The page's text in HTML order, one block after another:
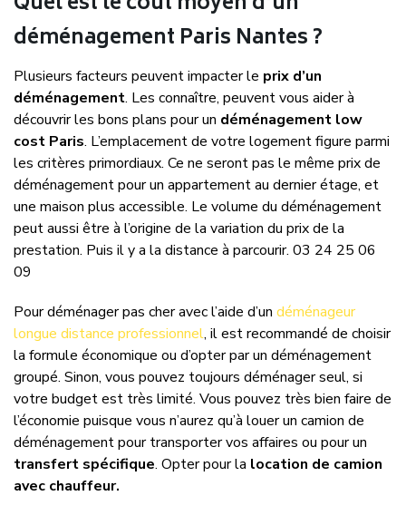
déménagement Paris Nantes ?
Plusieurs facteurs peuvent impacter le prix d’un
déménagement. Les connaître, peuvent vous aider à
découvrir les bons plans pour un déménagement low
cost Paris. L’emplacement de votre logement figure parmi
les critères primordiaux. Ce ne seront pas le même prix de
déménagement pour un appartement au dernier étage, et
une maison plus accessible. Le volume du déménagement
peut aussi être à l’origine de la variation du prix de la
prestation. Puis il y a la distance à parcourir. 03 24 25 06
09
Pour déménager pas cher avec l’aide d’un déménageur
longue distance professionnel, il est recommandé de choisir
la formule économique ou d’opter par un déménagement
groupé. Sinon, vous pouvez toujours déménager seul, si
votre budget est très limité. Vous pouvez très bien faire de
l’économie puisque vous n’aurez qu’à louer un camion de
déménagement pour transporter vos affaires ou pour un
transfert spécifique. Opter pour la location de camion
avec chauffeur.